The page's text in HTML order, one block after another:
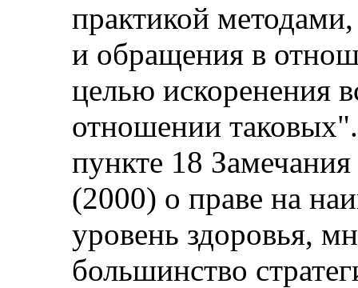
практикой
и обращения в
целью искоренения
отношении
пункте 18
(2000) о праве на
уровень здоровья,
большинство